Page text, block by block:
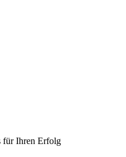
für Ihren Erfolg